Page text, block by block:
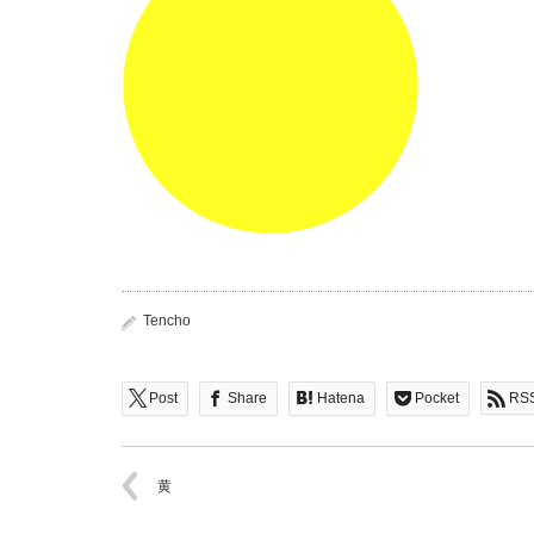
Tencho
Post Share Hatena Pocket
黄